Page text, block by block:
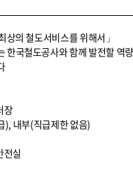
상의 철도서비스를 위해서」
한국철도공사와 함께 발전할 역
장
), 내부(직급제한 없음)
전실